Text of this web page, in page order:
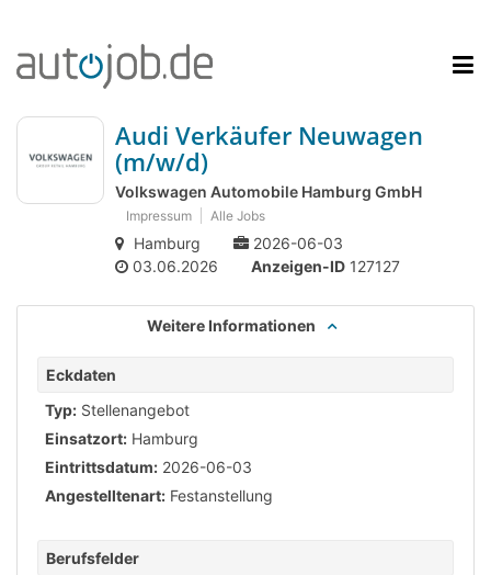
Audi Verkäufer Neuwagen
(m/w/d)
Volkswagen Automobile Hamburg GmbH
Impressum Alle Jobs
Hamburg
2026-06-03
03.06.2026
Anzeigen-ID 127127
Weitere Informationen
Eckdaten
Typ: Stellenangebot
Einsatzort: Hamburg
Eintrittsdatum: 2026-06-03
Angestelltenart: Festanstellung
Berufsfelder